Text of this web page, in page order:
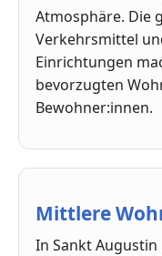
Atmosphäre. Die
Verkehrsmittel
Einrichtungen
bevorzugten
Bewohner:innen.
Mittlere
In Sankt